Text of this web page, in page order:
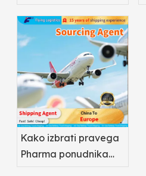
tovornemu prometu:
kaj je boljše za
farmacevtske
izdelke?
Kako izbrati pravega
Pharma ponudnika